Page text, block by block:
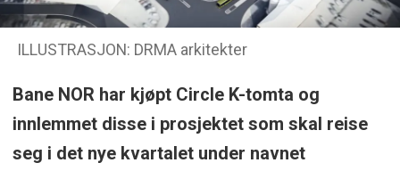
ILLUSTRASJON: DRMA arkitekter
Bane NOR har kjøpt Circle K-tomta og
innlemmet disse i prosjektet som skal reise
seg i det nye kvartalet under navnet